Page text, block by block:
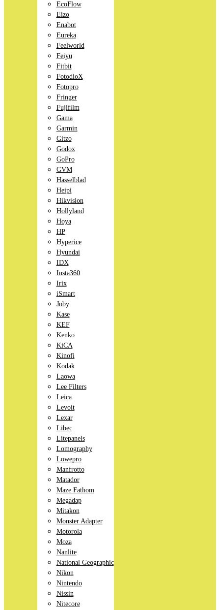
EcoFlow
Eizo
Enabot
Eureka
Feelworld
Feiyu
Fitbit
FotodioX
Fotopro
Fringer
Fujifilm
Gama
Garmin
Gitzo
Godox
GoPro
GVM
Hasselblad
Heipi
Hikvision
Hollyland
Hoya
HP
Hyperice
Hyundai
IDX
Insta360
Irix
iSmart
Joby
Kase
KEF
Kenko
KiCA
Kinofi
Kodak
Laowa
Lee Filters
Leica
Levoit
Lexar
Libec
Litepanels
Lomography
Lowepro
Manfrotto
Matador
Maze Fathom
Megadap
Mitakon
Monster Adapter
Motorola
Moza
Nanlite
National Geographic
Nikon
Nintendo
Nissin
Nitecore